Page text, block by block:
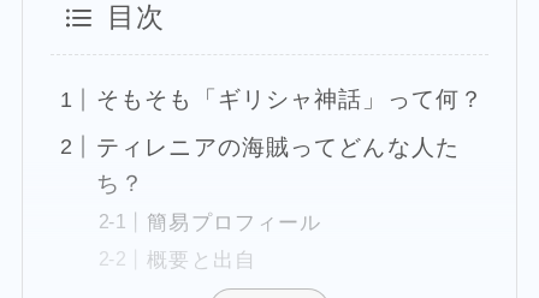
目次
そもそも「ギリシャ神話」って何？
ティレニアの海賊ってどんな人た
ち？
簡易プロフィール
概要と出自